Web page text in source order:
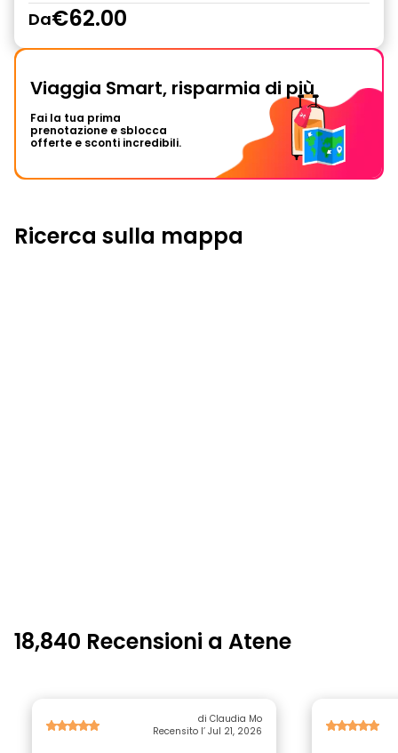
Da€62.00
Viaggia Smart, risparmia di più
Fai la tua prima
prenotazione e sblocca
offerte e sconti incredibili.
Ricerca sulla mappa
18,840 Recensioni a Atene
di Claudia Mo
Recensito l’ Jul 21, 2026